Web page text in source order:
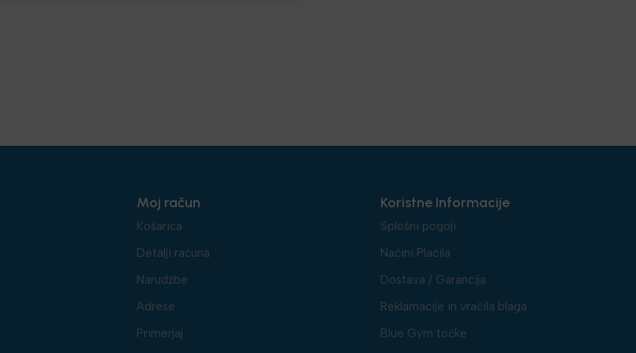
Moj račun
Košarica
Detalji računa
Narudžbe
Adrese
Primerjaj
Koristne Informacije
Splošni pogoji
Načini Plačila
Dostava / Garancija
Reklamacije in vračila blaga
Blue Gym točke